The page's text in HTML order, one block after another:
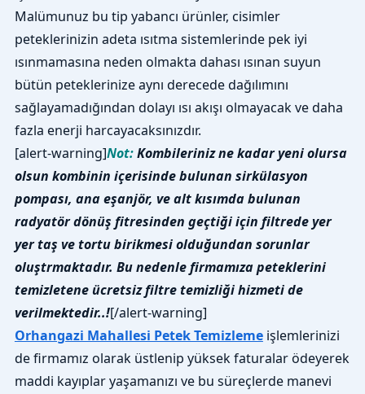
Malümunuz bu tip yabancı ürünler, cisimler
peteklerinizin adeta ısıtma sistemlerinde pek iyi
ısınmamasına neden olmakta dahası ısınan suyun
bütün peteklerinize aynı derecede dağılımını
sağlayamadığından dolayı ısı akışı olmayacak ve daha
fazla enerji harcayacaksınızdır.
[alert-warning]Not:Kombileriniz ne kadar yeni olursa
olsun kombinin içerisinde bulunan sirkülasyon
pompası, ana eşanjör, ve alt kısımda bulunan
radyatör dönüş fitresinden geçtiği için filtrede yer
yer taş ve tortu birikmesi olduğundan sorunlar
oluştrmaktadır. Bu nedenle firmamıza peteklerini
temizletene ücretsiz filtre temizliği hizmeti de
verilmektedir..![/alert-warning]
Orhangazi Mahallesi Petek Temizlemeişlemlerinizi
de firmamız olarak üstlenip yüksek faturalar ödeyerek
maddi kayıplar yaşamanızı ve bu süreçlerde manevi